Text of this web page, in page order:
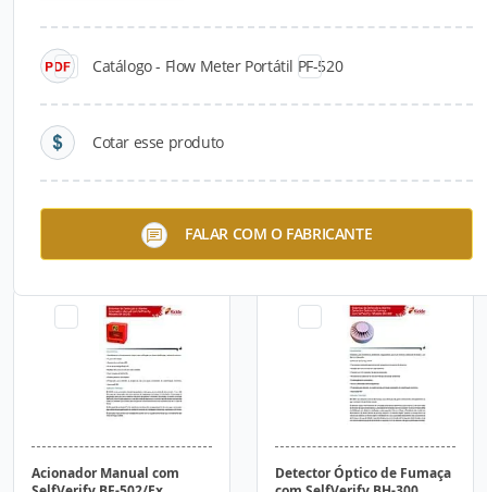
Catálogo - Flow Meter Portátil PF-520
Cotar esse produto
FALAR COM O FABRICANTE
Acionador Manual com
SelfVerify BF-501
SelfVerify BF-502
Acionador Manual com
Detector Óptico de Fumaça